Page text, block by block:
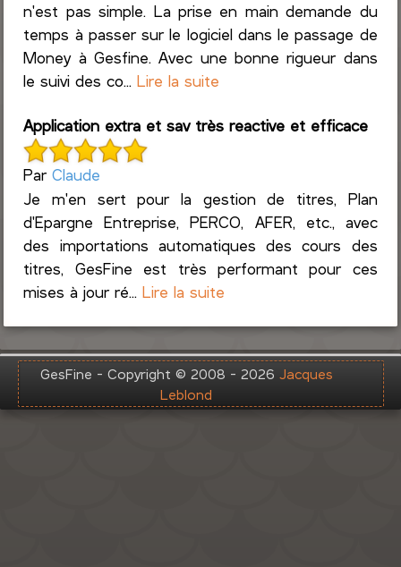
n'est pas simple. La prise en main demande du
temps à passer sur le logiciel dans le passage de
Money à Gesfine. Avec une bonne rigueur dans
le suivi des co...Lire la suite
Application extra et sav très reactive et efficace
ParClaude
Je m'en sert pour la gestion de titres, Plan
d'Epargne Entreprise, PERCO, AFER, etc., avec
des importations automatiques des cours des
titres, GesFine est très performant pour ces
mises à jour ré...Lire la suite
GesFine - Copyright © 2008 - 2026 Jacques
Leblond